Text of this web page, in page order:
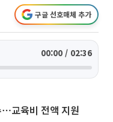
구글 선호매체 추가
00:00 / 02:36
교육비 전액 지원